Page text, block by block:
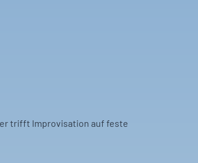
trifft Improvisation auf feste